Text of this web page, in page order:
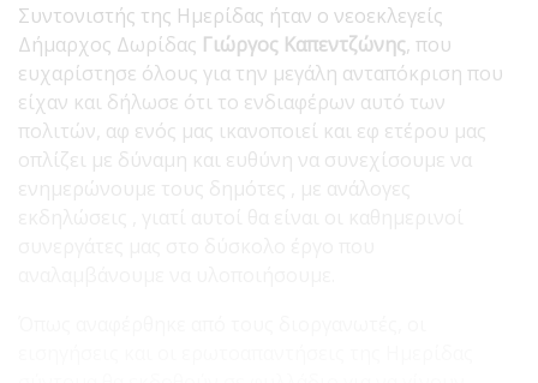
Συντονιστής της Ημερίδας ήταν ο νεοεκλεγείς
Δήμαρχος Δωρίδας Γιώργος Καπεντζώνης, που
ευχαρίστησε όλους για την μεγάλη ανταπόκριση που
είχαν και δήλωσε ότι το ενδιαφέρων αυτό των
πολιτών, αφ ενός μας ικανοποιεί και εφ ετέρου μας
οπλίζει με δύναμη και ευθύνη να συνεχίσουμε να
ενημερώνουμε τους δημότες , με ανάλογες